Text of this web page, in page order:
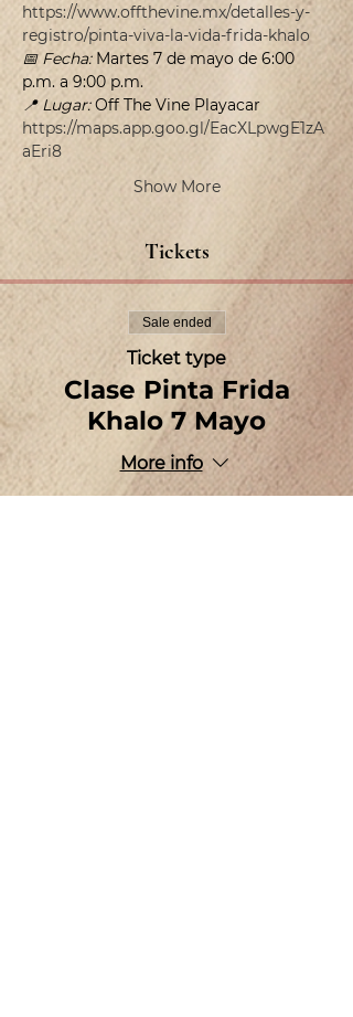
https://www.offthevine.mx/detalles-y-
registro/pinta-viva-la-vida-frida-khalo
📅 Fecha: Martes 7 de mayo de 6:00
p.m. a 9:00 p.m.
📍 Lugar: Off The Vine Playacar
https://maps.app.goo.gl/EacXLpwgE1zA
aEri8
Show More
Tickets
Sale ended
Ticket type
Clase Pinta Frida
Khalo 7 Mayo
More info